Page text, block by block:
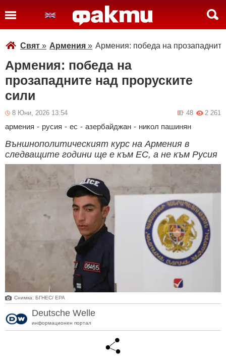
Свят » Армения » Армения: победа на
Армения: победа на
прозападните над проруските
сили
8 Юни, 2026 13:54 2 261
48
армения - русия - ес - азербайджан - никол пашинян
Външнополитическият курс на Армения в
следващите години ще е към ЕС, а не към Русия
Снимка: БГНЕС/ EPA
Deutsche Welle
информационен портал